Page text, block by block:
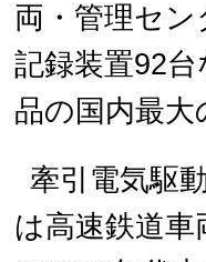
両・管理セ
記録装置92
品の国内最大
牽引電気駆
は高速鉄道